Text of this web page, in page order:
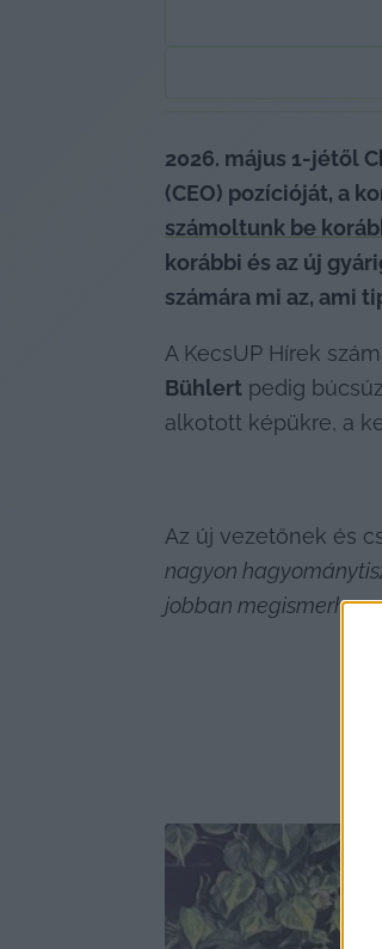
2026. május 1-jétől
számoltunk be
korábbi és az új
számára mi az, ami
A KecsUP Hírek
Bühlert pedig
alkotott képükre, a
Az új vezetőnek és
nagyon
jobban